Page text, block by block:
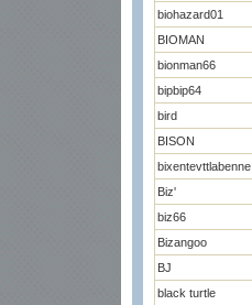
biohazard01
BIOMAN
bionman66
bipbip64
bird
BISON
bixentevttlabenne
Biz'
biz66
Bizangoo
BJ
black turtle